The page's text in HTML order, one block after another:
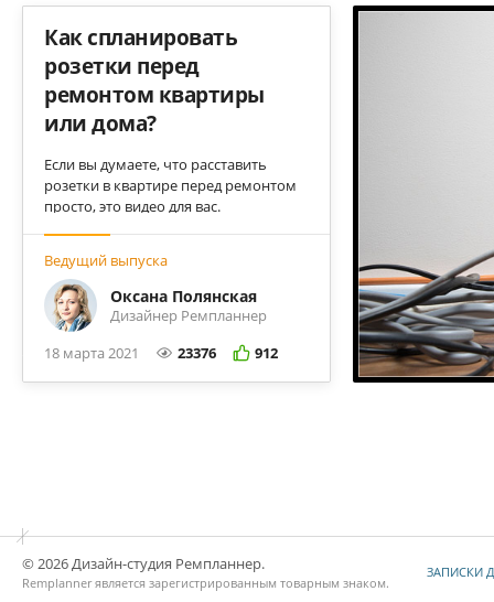
Ведущий выпуска
Оксана Полянская
Дизайнер Ремпланнер
18 марта 2021
23376 912
Как спланировать
розетки перед
ремонтом квартиры
или дома?
Если вы думаете, что расставить
розетки в квартире перед ремонтом
просто, это видео для вас.
самостоятельном планировании
электрики перед капитальным
ремонтом.
ЗАПИСКИ
© 2026 Дизайн-студия Ремпланнер.
Remplanner является зарегистрированным товарным знаком.